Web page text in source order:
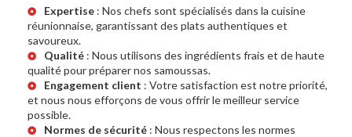
Expertise : Nos chefs sont spécialisés dans la cuisine
réunionnaise, garantissant des plats authentiques et
savoureux.
Qualité : Nous utilisons des ingrédients frais et de haute
qualité pour préparer nos samoussas.
Engagement client : Votre satisfaction est notre priorité,
et nous nous efforçons de vous offrir le meilleur service
possible.
Normes de sécurité : Nous respectons les normes